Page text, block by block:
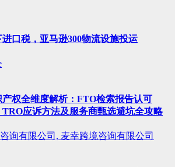
口税，亚马逊300物流设施投运
产权全维度解析：FTO检索报告认可
应诉方法及服务商甄选避坑全攻略
询有限公司, 麦幸跨境咨询有限公司